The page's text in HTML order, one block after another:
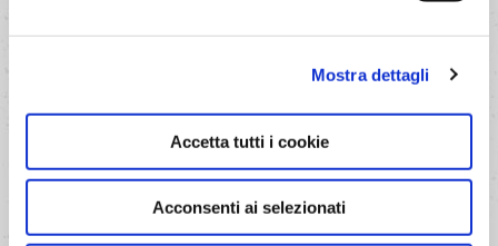
Mostra dettagli
Accetta tutti i cookie
Acconsenti ai selezionati